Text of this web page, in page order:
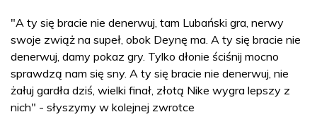
"A ty się bracie nie denerwuj, tam Lubański gra, nerwy
swoje zwiąż na supeł, obok Deynę ma. A ty się bracie nie
denerwuj, damy pokaz gry. Tylko dłonie ściśnij mocno
sprawdzą nam się sny. A ty się bracie nie denerwuj, nie
żałuj gardła dziś, wielki finał, złotą Nike wygra lepszy z
nich" - słyszymy w kolejnej zwrotce